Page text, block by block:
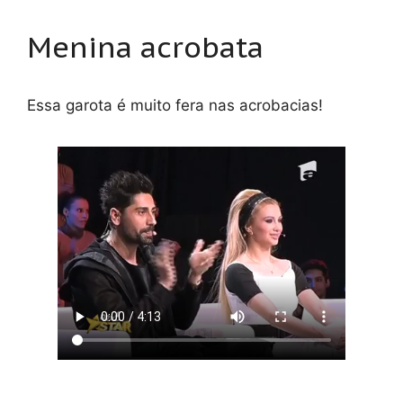
Menina acrobata
Essa garota é muito fera nas acrobacias!